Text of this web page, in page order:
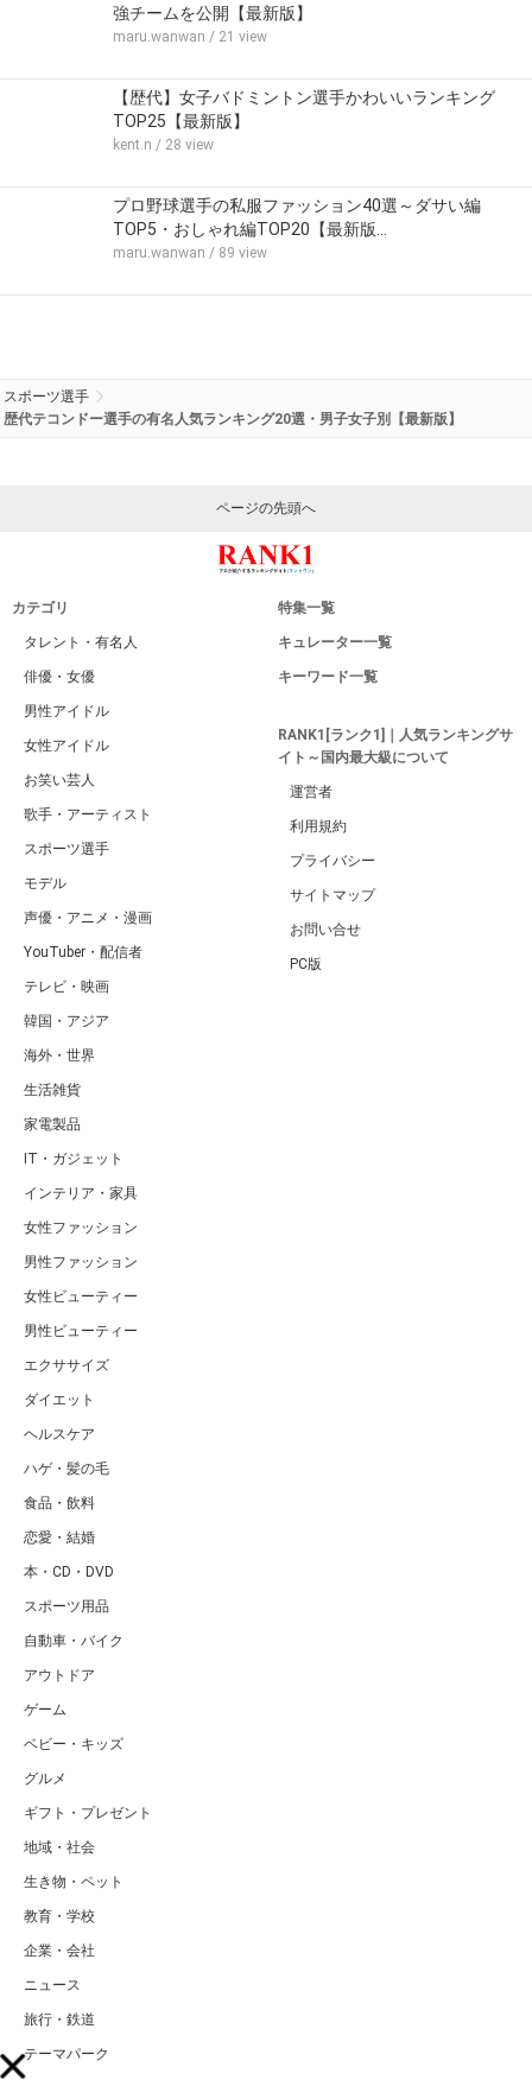
強チームを公開【最新版】
maru.wanwan / 21 view
【歴代】女子バドミントン選手かわいいランキング
TOP25【最新版】
kent.n / 28 view
プロ野球選手の私服ファッション40選～ダサい編
TOP5・おしゃれ編TOP20【最新版…
maru.wanwan / 89 view
スポーツ選手
歴代テコンドー選手の有名人気ランキング20選・男子女子別【最新版】
ページの先頭へ
カテゴリ
タレント・有名人
俳優・女優
男性アイドル
女性アイドル
お笑い芸人
歌手・アーティスト
スポーツ選手
モデル
声優・アニメ・漫画
YouTuber・配信者
テレビ・映画
韓国・アジア
海外・世界
生活雑貨
家電製品
IT・ガジェット
インテリア・家具
女性ファッション
男性ファッション
女性ビューティー
男性ビューティー
エクササイズ
ダイエット
ヘルスケア
ハゲ・髪の毛
食品・飲料
恋愛・結婚
本・CD・DVD
スポーツ用品
自動車・バイク
アウトドア
ゲーム
ベビー・キッズ
グルメ
ギフト・プレゼント
地域・社会
生き物・ペット
教育・学校
企業・会社
ニュース
旅行・鉄道
テーマパーク
特集一覧
キュレーター一覧
キーワード一覧
RANK1[ランク1]｜人気ランキングサ
イト～国内最大級について
運営者
利用規約
プライバシー
サイトマップ
お問い合せ
PC版